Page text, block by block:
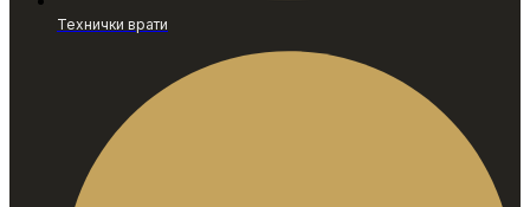
Технички врати